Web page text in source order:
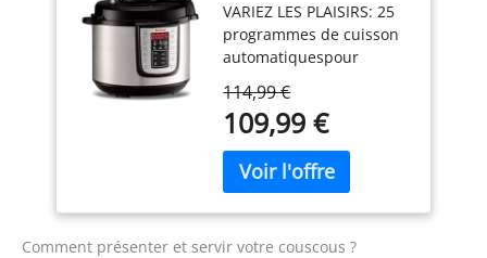
recettes pas à pas sur
l'écran de votre Cookeo
pour des résultats
parfaits à chaque fois ; le
multicuiseur haute
pression adapte pour
vous la cuisson en
fonction des ingrédients,
des quantités et du
nombre de convives GAIN
DE TEMPS ET D'ÉNERGIE :
L - Noir - Inox
VARIEZ LES PLAISIRS: 25
programmes de cuisson
automatiquespour
de recettes fait-maison
en un rien de temps
RÉSULTATS EXPRESS : le
multicuiseur électrique
Tefal Fast & Delicious
permet de cuire les
aliments jusqu'à 80%plus
114,99 €
109,99 €
Comment présenter et servir votre couscous ?